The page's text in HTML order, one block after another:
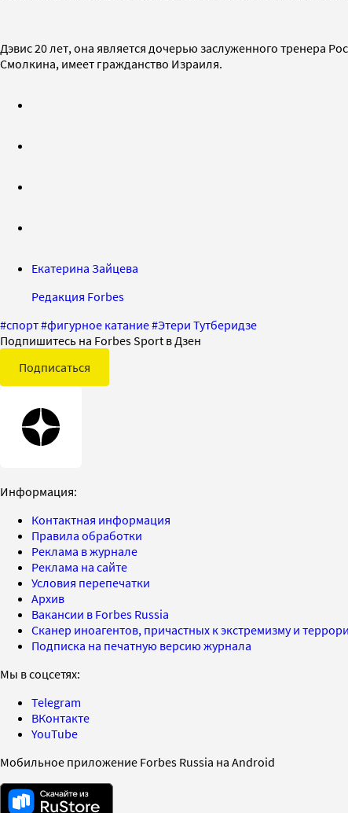
Дэвис 20 лет, она является дочерью заслуженного тренера
Смолкина, имеет гражданство Израиля.
Екатерина Зайцева
Редакция Forbes
#спорт#фигурное катание#Этери Тутберидзе
Подпишитесь на Forbes Sport в Дзен
Подписаться
Информация:
Контактная информация
Правила обработки
Реклама в журнале
Реклама на сайте
Условия перепечатки
Архив
Вакансии в Forbes Russia
Сканер иноагентов, причастных к экстремизму и
Подписка на печатную версию журнала
Мы в соцсетях:
Telegram
ВКонтакте
YouTube
Мобильное приложение Forbes Russia на Android